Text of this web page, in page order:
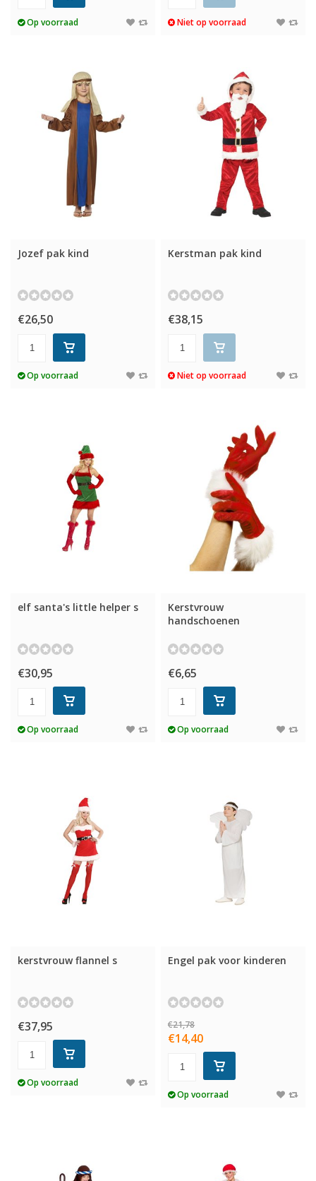
Op voorraad Niet op voorraad
Jozef pak kind
€26,50
Op voorraad
Kerstman pak kind
€38,15
Niet op voorraad
elf santa's little helper s
€30,95
Op voorraad
Kerstvrouw
handschoenen
€6,65
Op voorraad
kerstvrouw flannel s
€37,95
Op voorraad
Engel pak voor kinderen
€21,78
€14,40
Op voorraad